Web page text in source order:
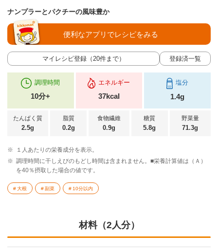
ナンプラーとパクチーの風味豊か
マイレシピ登録（20件まで） 登録済一覧
便利なアプリでレシピをみる
調理時間
10分+
エネルギー
37kcal
塩分
1.4g
たんぱく質
2.5g
脂質
0.2g
食物繊維
0.9g
糖質
5.8g
野菜量
71.3g
※
１人あたりの栄養成分を表示。
※ 調理時間に干しえびのもどし時間は含まれません。■栄養計算値は（Ａ）
を40％摂取した場合の値です。
大根 副菜 10分以内
材料（2人分）